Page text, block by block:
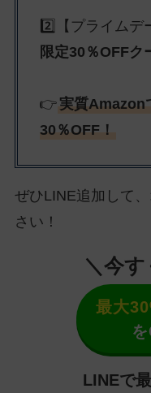
2️⃣【プライムデ
限定30％OFFク
👉 実質Amazon
30％OFF！
ぜひLINE追加して
さい！
＼今
最大
LINEで